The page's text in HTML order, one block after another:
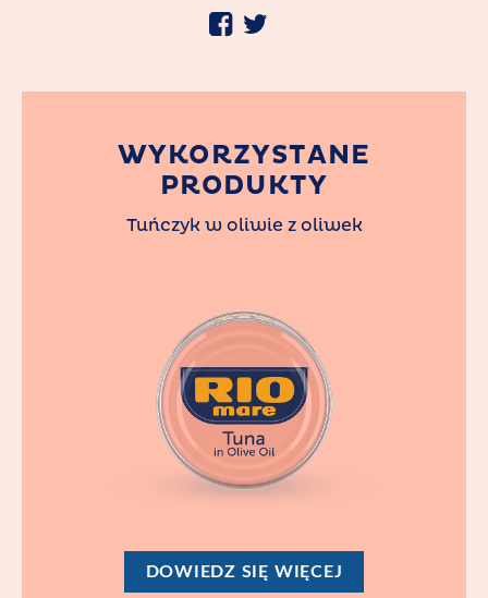
WYKORZYSTANE
PRODUKTY
Tuńczyk w oliwie z oliwek
DOWIEDZ SIĘ WIĘCEJ